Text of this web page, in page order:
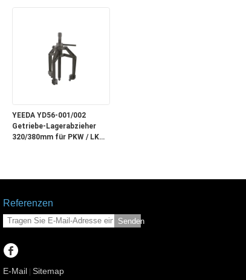
YEEDA YD56-001/002
Getriebe-Lagerabzieher
320/380mm für PKW / LKW /
Referenzen
Senden
E-Mail Sitemap